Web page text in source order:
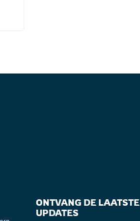
ONTVANG DE LAATSTE
UPDATES